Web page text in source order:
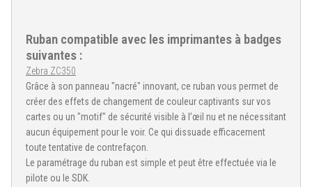
Ruban compatible avec les imprimantes à badges
suivantes :
Zebra ZC350
Grâce à son panneau "nacré" innovant, ce ruban vous permet de
créer des effets de changement de couleur captivants sur vos
cartes ou un "motif" de sécurité visible à l’œil nu et ne nécessitant
aucun équipement pour le voir. Ce qui dissuade efficacement
toute tentative de contrefaçon.
Le paramétrage du ruban est simple et peut être effectuée via le
pilote ou le SDK.